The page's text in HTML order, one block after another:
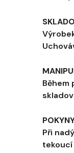
Při
tekoucí